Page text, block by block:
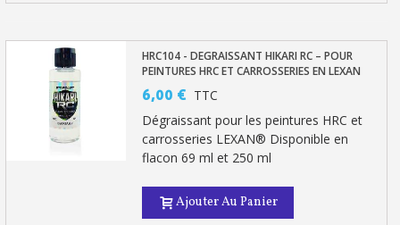
HRC104 - DEGRAISSANT HIKARI RC – POUR
PEINTURES HRC ET CARROSSERIES EN LEXAN
6,00 € TTC
Dégraissant pour les peintures HRC et
carrosseries LEXAN® Disponible en
flacon 69 ml et 250 ml
Ajouter Au Panier